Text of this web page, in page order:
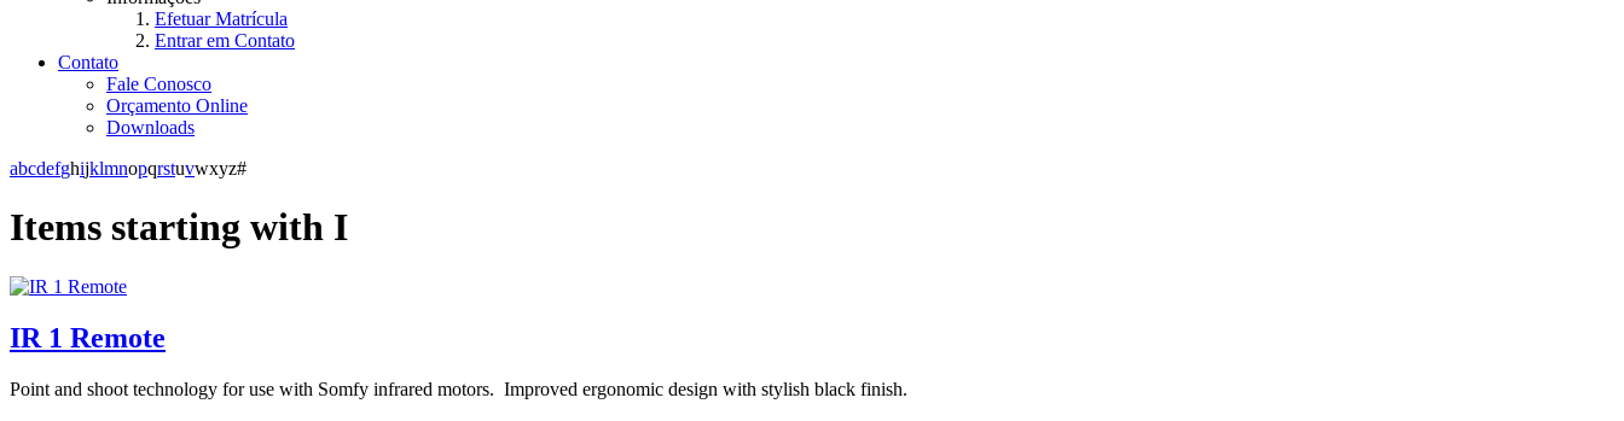
Efetuar Matrícula
Entrar em Contato
Contato
Fale Conosco
Orçamento Online
Downloads
abcdefghijklmnopqrstuvwxyz#
Items starting with I
IR 1 Remote
Point and shoot technology for use with Somfy infrared motors. Improved ergonomic design with stylish black finish.